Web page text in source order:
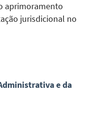
aprimoramento
jurisdicional no
e da